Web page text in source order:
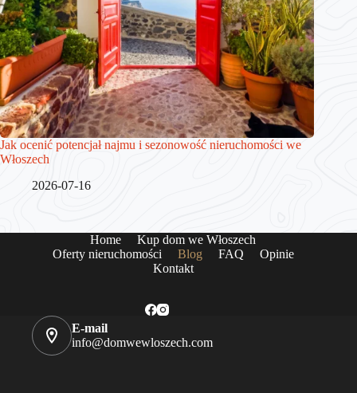
Jak ocenić potencjał najmu i sezonowość nieruchomości we
Włoszech
2026-07-16
Home
Kup dom we Włoszech
Oferty nieruchomości
Blog FAQ
Opinie
Kontakt
E-mail
info@domwewloszech.com